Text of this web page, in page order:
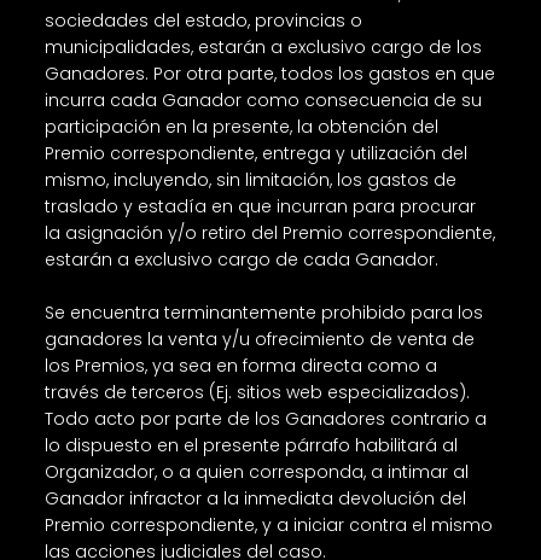
sociedades del estado, provincias o
municipalidades, estarán a exclusivo cargo de los
Ganadores. Por otra parte, todos los gastos en que
incurra cada Ganador como consecuencia de su
participación en la presente, la obtención del
Premio correspondiente, entrega y utilización del
mismo, incluyendo, sin limitación, los gastos de
traslado y estadía en que incurran para procurar
la asignación y/o retiro del Premio correspondiente,
estarán a exclusivo cargo de cada Ganador.
Se encuentra terminantemente prohibido para los
ganadores la venta y/u ofrecimiento de venta de
los Premios, ya sea en forma directa como a
través de terceros (Ej. sitios web especializados).
Todo acto por parte de los Ganadores contrario a
lo dispuesto en el presente párrafo habilitará al
Organizador, o a quien corresponda, a intimar al
Ganador infractor a la inmediata devolución del
Premio correspondiente, y a iniciar contra el mismo
las acciones judiciales del caso.